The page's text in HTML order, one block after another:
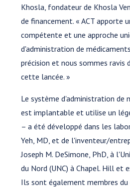
Khosla, fondateur de Khosla
de financement. « ACT apporte
compétente et une approche
d'administration de
précision et nous sommes ravis
cette lancée. »
Le système d'administration de
est implantable et utilise un
– a été développé dans les
Yeh, MD, et de l'inventeur/
Joseph M. DeSimone, PhD, à
du Nord (UNC) à Chapel. Hill et
Ils sont également membres du